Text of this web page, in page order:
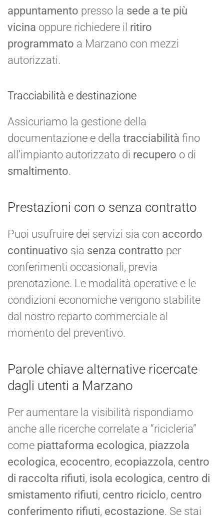
appuntamento presso la sede a te più
vicina oppure richiedere il ritiro
programmato a Marzano con mezzi
autorizzati.
Tracciabilità e destinazione
Assicuriamo la gestione della
documentazione e della tracciabilità fino
all’impianto autorizzato di recupero o di
smaltimento.
Prestazioni con o senza contratto
Puoi usufruire dei servizi sia con accordo
continuativo sia senza contratto per
conferimenti occasionali, previa
prenotazione. Le modalità operative e le
condizioni economiche vengono stabilite
dal nostro reparto commerciale al
momento del preventivo.
Parole chiave alternative ricercate
dagli utenti a Marzano
Per aumentare la visibilità rispondiamo
anche alle ricerche correlate a “ricicleria”
come piattaforma ecologica, piazzola
ecologica, ecocentro, ecopiazzola, centro
di raccolta rifiuti, isola ecologica, centro di
smistamento rifiuti, centro riciclo, centro
conferimento rifiuti, ecostazione. Se stai